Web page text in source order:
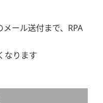
ール送付まで、RPA
なります